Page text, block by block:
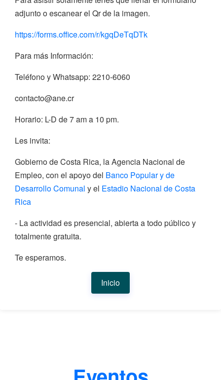
adjunto o escanear el Qr de la imagen.
https://forms.office.com/r/kgqDeTqDTk
Para más Información:
Teléfono y Whatsapp: 2210-6060
contacto@ane.cr
Horario: L-D de 7 am a 10 pm.
Les invita:
Gobierno de Costa Rica, la Agencia Nacional de
Empleo, con el apoyo del Banco Popular y de
Desarrollo Comunal y el Estadio Nacional de Costa
Rica
- La actividad es presencial, abierta a todo público y
totalmente gratuita.
Te esperamos.
Inicio